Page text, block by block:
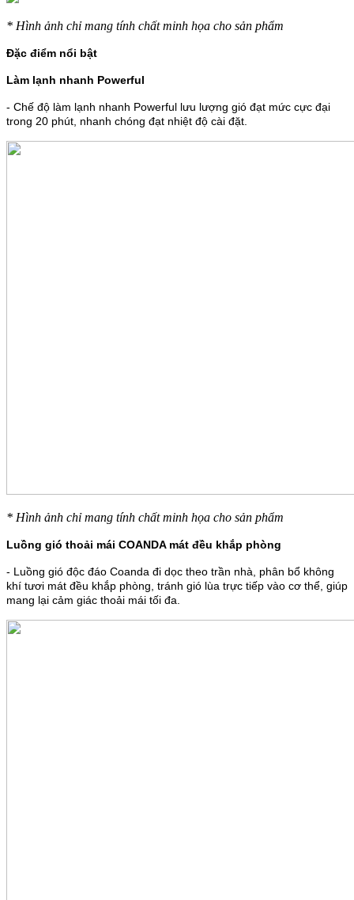
* Hình ảnh chỉ mang tính chất minh họa cho sản phẩm
Đặc điểm nổi bật
Làm lạnh nhanh Powerful
- Chế độ làm lạnh nhanh Powerful lưu lượng gió đạt mức cực đại
trong 20 phút, nhanh chóng đạt nhiệt độ cài đặt.
* Hình ảnh chỉ mang tính chất minh họa cho sản phẩm
Luồng gió thoải mái COANDA mát đều khắp phòng
- Luồng gió độc đáo Coanda đi dọc theo trần nhà, phân bổ không
khí tươi mát đều khắp phòng, tránh gió lùa trực tiếp vào cơ thể, giúp
mang lại cảm giác thoải mái tối đa.